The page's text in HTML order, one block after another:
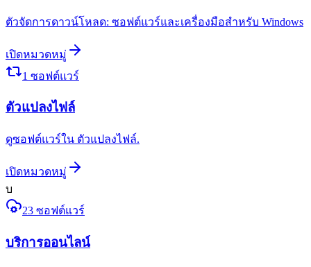
ตัวจัดการดาวน์โหลด: ซอฟต์แวร์และเครื่องมือสำหรับ Windows
เปิดหมวดหมู่
1 ซอฟต์แวร์
ตัวแปลงไฟล์
ดูซอฟต์แวร์ใน ตัวแปลงไฟล์.
เปิดหมวดหมู่
บ
23 ซอฟต์แวร์
บริการออนไลน์